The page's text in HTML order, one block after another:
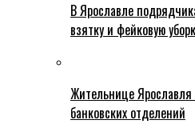
В Ярославле
взятку и фейковую
Жительнице
банковских отделений